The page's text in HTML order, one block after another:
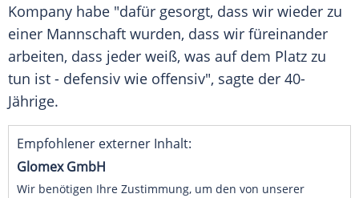
Kompany habe "dafür gesorgt, dass wir wieder zu
einer Mannschaft wurden, dass wir füreinander
arbeiten, dass jeder weiß, was auf dem Platz zu
tun ist - defensiv wie offensiv", sagte der 40-
Jährige.
Empfohlener externer Inhalt:
Glomex GmbH
Wir benötigen Ihre Zustimmung, um den von unserer